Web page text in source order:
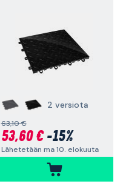
2 versiota
63,10 €
53,60 €-15%
Lähetetään ma 10. elokuuta